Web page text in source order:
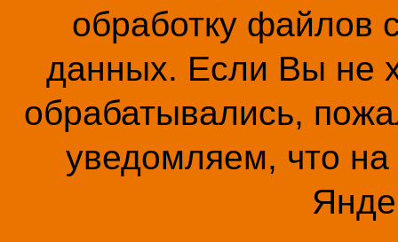
обработку файлов
данных. Если Вы не
обрабатывались,
уведомляем, что на